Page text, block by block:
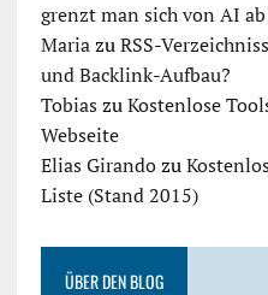
grenzt man sich von AI ab
MariazuRSS-
und Backlink-Aufbau?
Tobias zuKostenlose
Webseite
Elias Girandozu
Liste (Stand 2015)
ÜBER DEN BLOG